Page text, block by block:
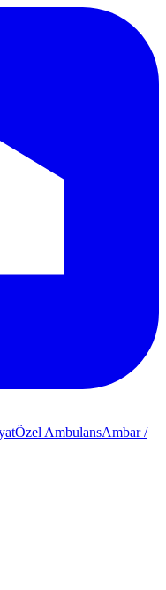
Özel AmbulansAmbar /